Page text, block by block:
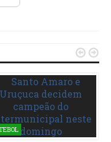
 